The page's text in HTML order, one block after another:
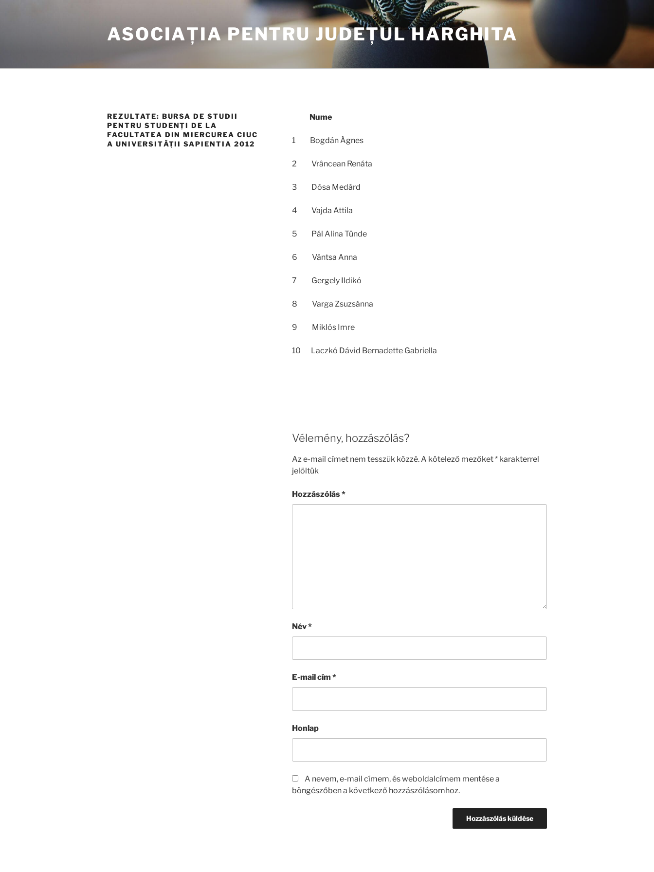
ASOCIAȚIA PENTRU JUDEȚUL HARGHITA
REZULTATE: BURSA DE STUDII
PENTRU STUDENȚI DE LA
FACULTATEA DIN MIERCUREA CIUC
A UNIVERSITĂȚII SAPIENTIA 2012
Nume
1 Bogdán Ágnes
2 Vrâncean Renáta
3 Dósa Medárd
4 Vajda Attila
5 Pál Alina Tünde
6 Vántsa Anna
7 Gergely Ildikó
8 Varga Zsuzsánna
9 Miklós Imre
10 Laczkó Dávid Bernadette Gabriella
Vélemény, hozzászólás?
Az e-mail címet nem tesszük közzé. A kötelező mezőket*karakterrel
jelöltük
Hozzászólás*
Név*
E-mail cím *
Honlap
A nevem, e-mail címem, és weboldalcímem mentése a
böngészőben a következő hozzászólásomhoz.